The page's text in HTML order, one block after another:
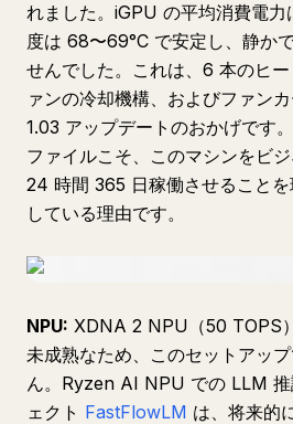
れました。iGPU の平均消費電力
度は 68〜69°C で安定し、静か
せんでした。これは、6 本のヒ
ァンの冷却機構、およびファン
1.03 アップデートのおかげです
ファイルこそ、このマシンをビ
24 時間 365 日稼働させること
している理由です。
NPU: XDNA 2 NPU（50 TOPS
未成熟なため、このセットアッ
ん。Ryzen AI NPU での LLM 推
ェクト FastFlowLM は、将来的